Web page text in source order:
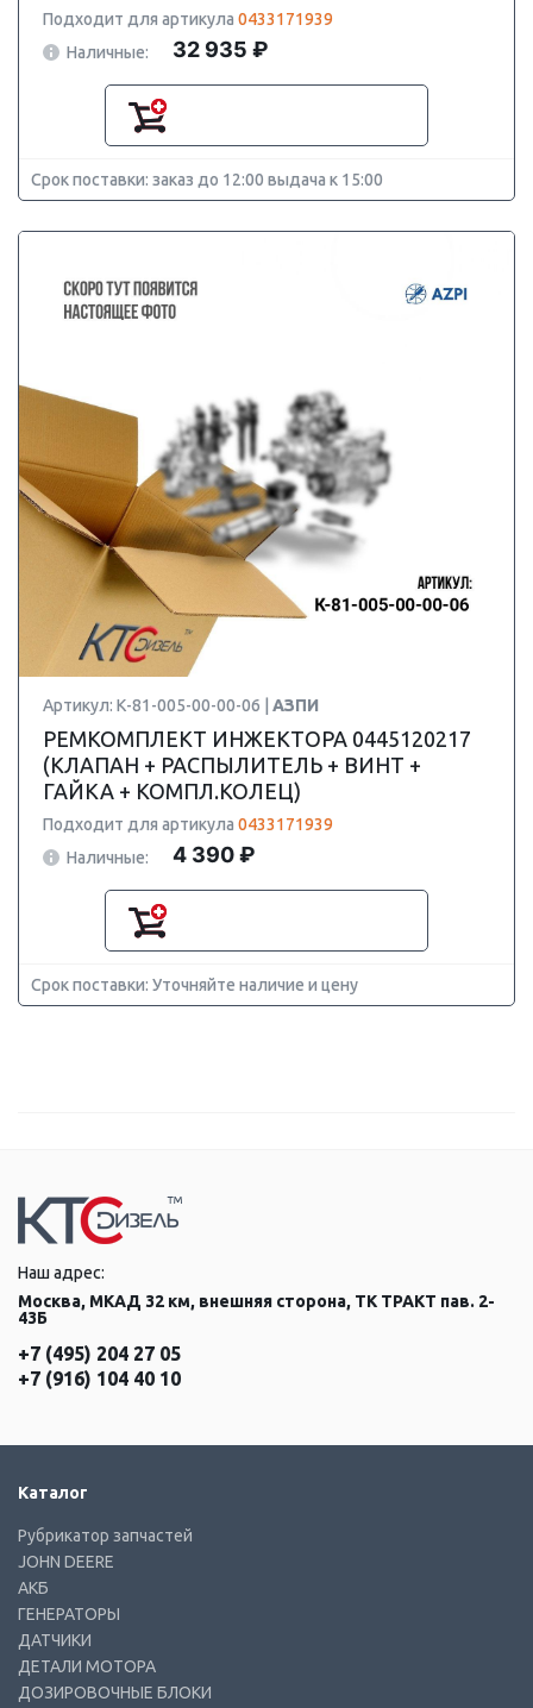
Подходит для артикула 0433171939
Наличные:
32 935 ₽
Срок поставки: заказ до 12:00 выдача к 15:00
Артикул: К-81-005-00-00-06 | АЗПИ
РЕМКОМПЛЕКТ ИНЖЕКТОРА 0445120217
(КЛАПАН + РАСПЫЛИТЕЛЬ + ВИНТ +
ГАЙКА + КОМПЛ.КОЛЕЦ)
Подходит для артикула 0433171939
Наличные:
4 390 ₽
Срок поставки: Уточняйте наличие и цену
Наш адрес:
Москва, МКАД 32 км, внешняя сторона, ТК ТРАКТ пав. 2-
43Б
+7 (495) 204 27 05
+7 (916) 104 40 10
Каталог
Рубрикатор запчастей
JOHN DEERE
АКБ
ГЕНЕРАТОРЫ
ДАТЧИКИ
ДЕТАЛИ МОТОРА
ДОЗИРОВОЧНЫЕ БЛОКИ